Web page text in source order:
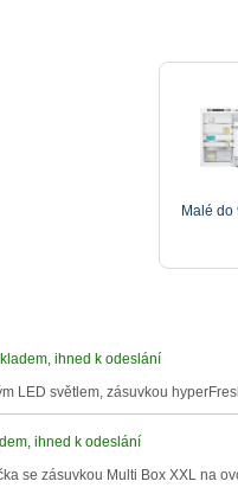
Malé do
ihned k odeslání
LED světlem, zásuvkou
ihned k odeslání
se zásuvkou Multi Box XXL na